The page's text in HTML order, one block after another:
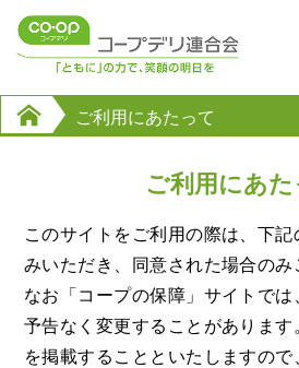
ご利用にあたって
ご利用にあた
このサイトをご利用の際は、下
みいただき、同意された場合のみ
なお「コープの保障」サイトで
予告なく変更することがありま
を掲載することといたしますの